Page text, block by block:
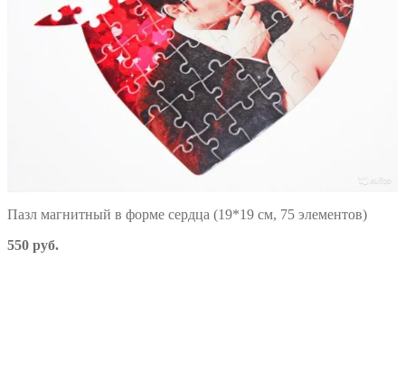
Пазл магнитный в форме сердца (19*19 см, 75 элементов)
550 руб.